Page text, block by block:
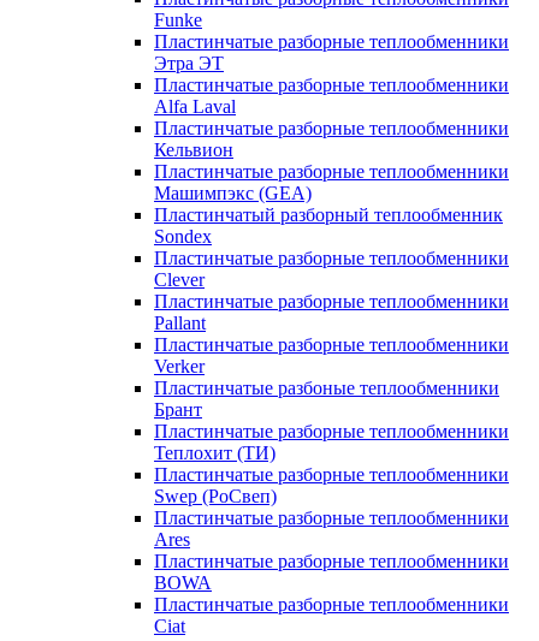
Funke
Пластинчатые разборные теплообменники
Этра ЭТ
Пластинчатые разборные теплообменники
Alfa Laval
Пластинчатые разборные теплообменники
Кельвион
Пластинчатые разборные теплообменники
Машимпэкс (GEA)
Пластинчатый разборный теплообменник
Sondex
Пластинчатые разборные теплообменники
Clever
Пластинчатые разборные теплообменники
Pallant
Пластинчатые разборные теплообменники
Verker
Пластинчатые разбоные теплообменники
Брант
Пластинчатые разборные теплообменники
Теплохит (ТИ)
Пластинчатые разборные теплообменники
Swep (РоСвеп)
Пластинчатые разборные теплообменники
Ares
Пластинчатые разборные теплообменники
BOWA
Пластинчатые разборные теплообменники
Ciat